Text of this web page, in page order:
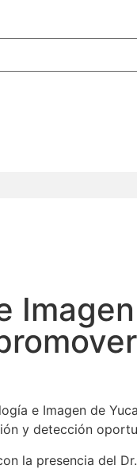
e Imagen de
y detección
la presencia del